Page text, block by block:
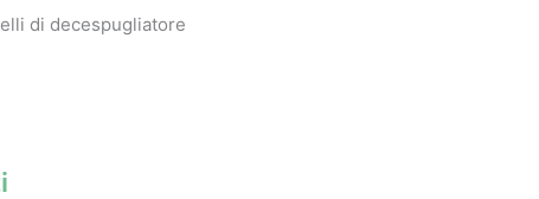
di decespugliatore